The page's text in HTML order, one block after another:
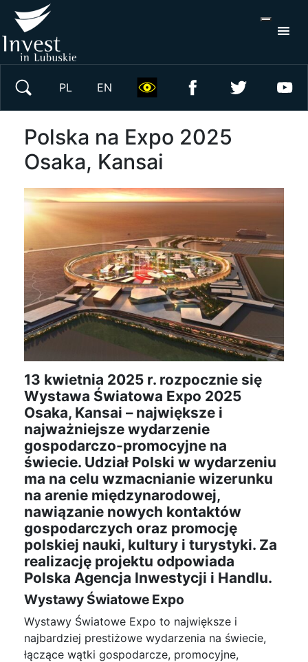
PL EN
Polska na Expo 2025
Osaka, Kansai
13 kwietnia 2025 r. rozpocznie się
Wystawa Światowa Expo 2025
Osaka, Kansai – największe i
najważniejsze wydarzenie
gospodarczo-promocyjne na
świecie. Udział Polski w wydarzeniu
ma na celu wzmacnianie wizerunku
na arenie międzynarodowej,
nawiązanie nowych kontaktów
gospodarczych oraz promocję
polskiej nauki, kultury i turystyki. Za
realizację projektu odpowiada
Polska Agencja Inwestycji i Handlu.
Wystawy Światowe Expo
Wystawy Światowe Expo to największe i
najbardziej prestiżowe wydarzenia na świecie,
łączące wątki gospodarcze, promocyjne,
Wyszukaj w serwisie